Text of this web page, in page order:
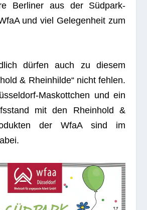
Ber­li­ner aus der Südpark-
und viel Gele­gen­heit zum
dürfen auch zu die­sem
& Rhein­hilde“ nicht feh­len.
Maskottchen und ein
mit den Rhein­hold &
der WfaA sind im